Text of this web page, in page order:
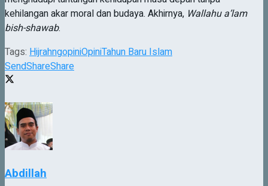
kehilangan akar moral dan budaya. Akhirnya, Wallahu a’lam
bish-shawab.
Tags: HijrahngopiniOpiniTahun Baru Islam
SendShareShare
Abdillah